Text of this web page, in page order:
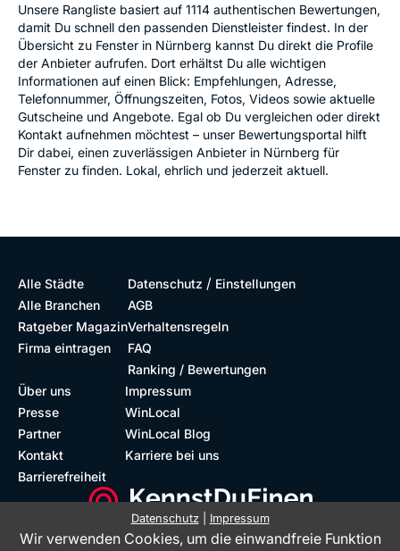
Unsere Rangliste basiert auf 1114 authentischen Bewertungen,
damit Du schnell den passenden Dienstleister findest. In der
Übersicht zu Fenster in Nürnberg kannst Du direkt die Profile
der Anbieter aufrufen. Dort erhältst Du alle wichtigen
Informationen auf einen Blick: Empfehlungen, Adresse,
Telefonnummer, Öffnungszeiten, Fotos, Videos sowie aktuelle
Gutscheine und Angebote. Egal ob Du vergleichen oder direkt
Kontakt aufnehmen möchtest – unser Bewertungsportal hilft
Dir dabei, einen zuverlässigen Anbieter in Nürnberg für
Fenster zu finden. Lokal, ehrlich und jederzeit aktuell.
Alle Städte
Alle Branchen
Ratgeber Magazin
Firma eintragen
Datenschutz / Einstellungen
AGB
Verhaltensregeln
FAQ
Ranking / Bewertungen
Über uns
Presse
Partner
Kontakt
Barrierefreiheit
Impressum
WinLocal
WinLocal Blog
Karriere bei uns
Datenschutz| Impressum
Wir verwenden Cookies, um die einwandfreie Funktion